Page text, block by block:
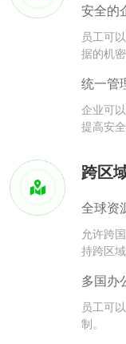
安全的
员工可
据的机
统一管
企业可
提高安
跨区
全球资
允许跨
持跨区域
多国办
员工可
制。